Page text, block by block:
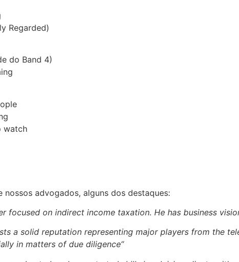
Regarded)
do Band 4)
watch
advogados, alguns dos destaques:
focused on indirect income taxation. He has business
a solid reputation representing major players from the
in matters of due diligence”